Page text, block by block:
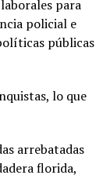
para
policial e
públicas
lo que
arrebatadas
florida,